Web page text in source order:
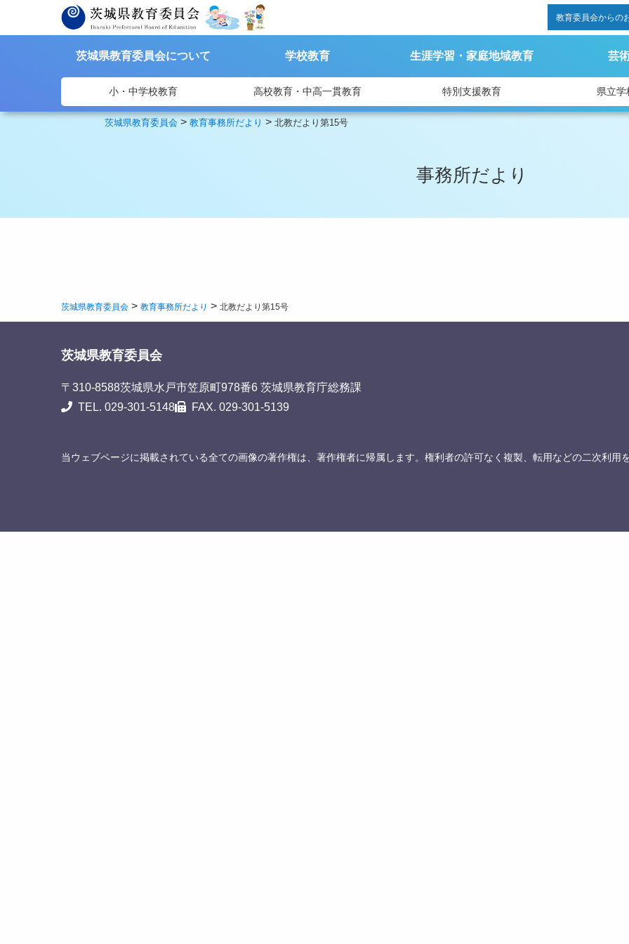
教育委員会からの
茨城県教育委員会について 学校教育 生涯学習・家庭地域教育 芸
小・中学校教育 高校教育・中高一貫教育 特別支援教育 県立学
茨城県教育委員会 >教育事務所だより >北教だより第15号
事務所だより
茨城県教育委員会 > 教育事務所だより > 北教だより第15号
茨城県教育委員会
〒310-8588茨城県水戸市笠原町978番6 茨城県教育庁総務課
TEL. 029-301-5148
FAX. 029-301-5139
当ウェブページに掲載されている全ての画像の著作権は、著作権者に帰属します。権利者の許可なく複製、転用などの二次利用